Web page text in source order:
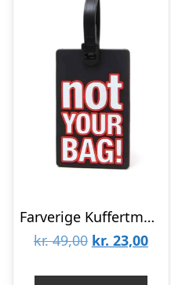
Farverige Kuffertmærker med sjove tekster – Sort
kr.49,00 Den
kr. 23,00Den